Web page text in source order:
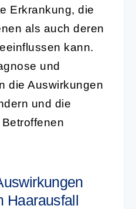
Erkrankung, die
als auch deren
kann.
und
die Auswirkungen
und die
Haarausfall